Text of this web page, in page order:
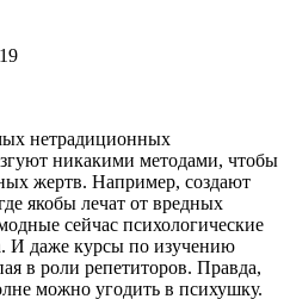
нетрадиционных
никакими методами, чтобы
жертв. Например, создают
якобы лечат от вредных
сейчас психологические
И даже курсы по изучению
в роли репетиторов. Правда,
можно угодить в психушку.